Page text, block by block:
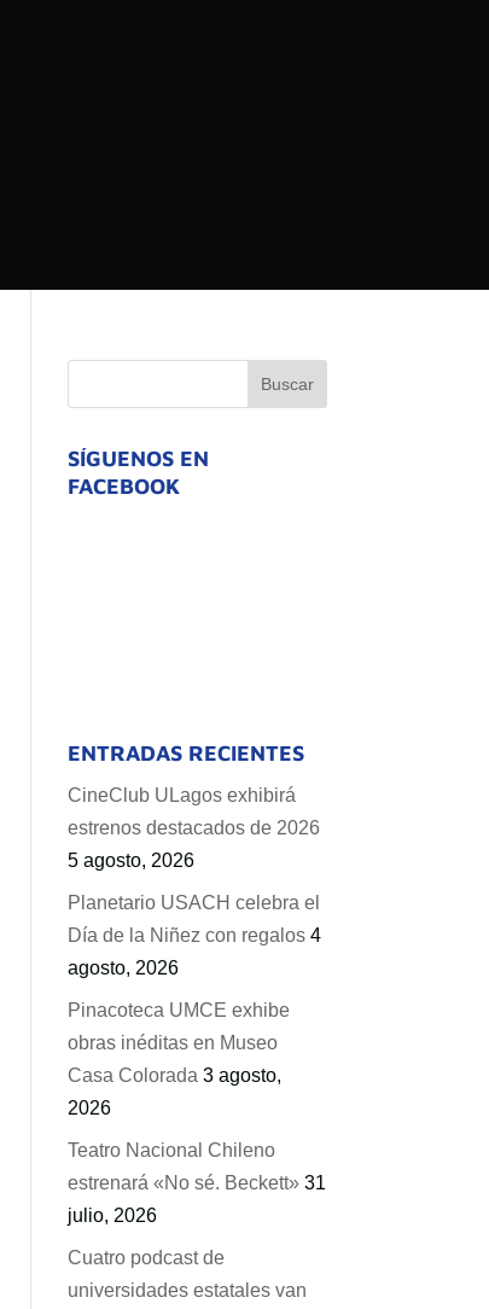
SÍGUENOS EN
FACEBOOK
ENTRADAS RECIENTES
CineClub ULagos exhibirá
estrenos destacados de 2026
5 agosto, 2026
Planetario USACH celebra el
Día de la Niñez con regalos 4
agosto, 2026
Pinacoteca UMCE exhibe
obras inéditas en Museo
Casa Colorada 3 agosto,
2026
Teatro Nacional Chileno
estrenará «No sé. Beckett» 31
julio, 2026
Cuatro podcast de
universidades estatales van